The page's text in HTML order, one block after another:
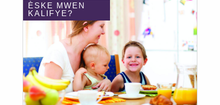
ÈSKE MWEN
KALIFYE?